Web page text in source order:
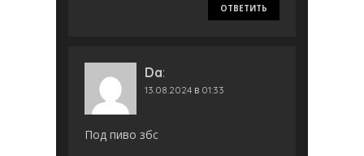
ОТВЕТИТЬ
Da:
13.08.2024 в 01:33
Под пиво збс